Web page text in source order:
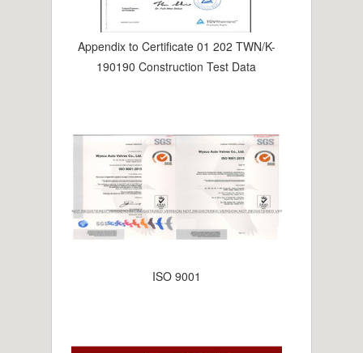
Appendix to Certificate 01 202 TWN/K-
190190 Construction Test Data
ISO 9001